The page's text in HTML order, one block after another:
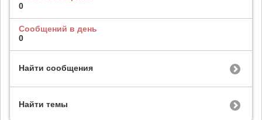
0
Сообщений в день
0
Найти сообщения
Найти темы